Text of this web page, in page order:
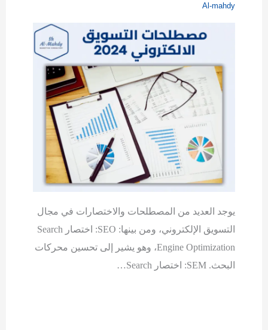
Al-mahdy
يوجد العديد من المصطلحات والاختصارات في مجال
التسويق الإلكتروني، ومن بينها: SEO: اختصار Search
Engine Optimization، وهو يشير إلى تحسين محركات
البحث. SEM: اختصار Search…